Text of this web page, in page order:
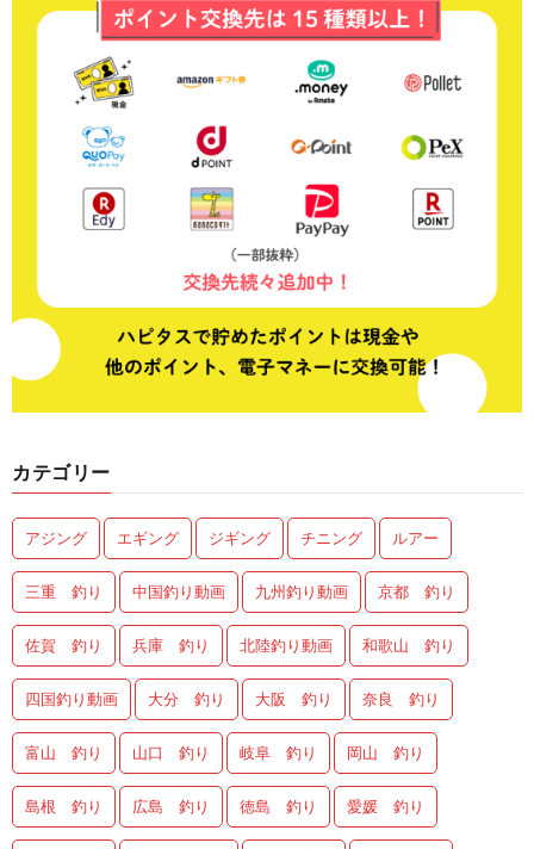
カテゴリー
アジング エギング ジギング チニング ルアー
三重 釣り 中国釣り動画 九州釣り動画 京都 釣り
佐賀 釣り 兵庫 釣り 北陸釣り動画 和歌山 釣り
四国釣り動画 大分 釣り 大阪 釣り 奈良 釣り
富山 釣り 山口 釣り 岐阜 釣り 岡山 釣り
島根 釣り 広島 釣り 徳島 釣り 愛媛 釣り